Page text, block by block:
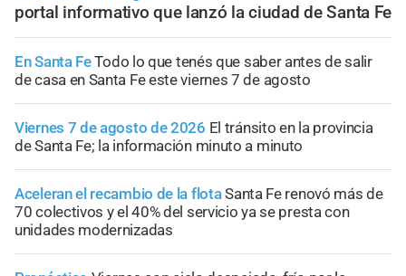
portal informativo que lanzó la ciudad de Santa Fe
En Santa FeTodo lo que tenés que saber antes de salir
de casa en Santa Fe este viernes 7 de agosto
Viernes 7 de agosto de 2026 El tránsito en la provincia
de Santa Fe; la información minuto a minuto
Aceleran el recambio de la flotaSanta Fe renovó más de
70 colectivos y el 40% del servicio ya se presta con
unidades modernizadas